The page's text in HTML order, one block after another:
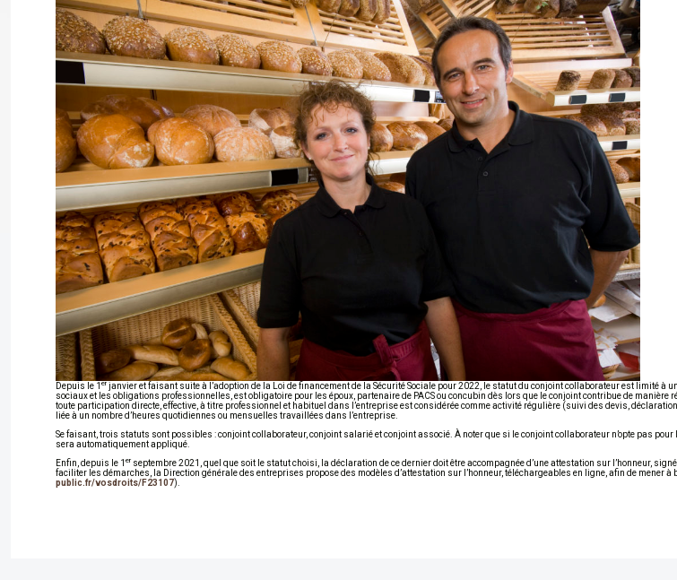
Depuis le 1 er janvier et faisant suite à l’adoption de la Loi de financement de la Sécurité Sociale pour 2022, le statut du conjoint collaborateur est limité à
sociaux et les obligations professionnelles, est obligatoire pour les époux, partenaire de PACS ou concubin dès lors que le conjoint contribue de manière
toute participation directe, effective, à titre professionnel et habituel dans l’entreprise est considérée comme activité régulière (suivi des devis,
liée à un nombre d’heures quotidiennes ou mensuelles travaillées dans l’entreprise.
Se faisant, trois statuts sont possibles : conjoint collaborateur, conjoint salarié et conjoint associé. À noter que si le conjoint collaborateur n’opte pas
sera automatiquement appliqué.
Enfin, depuis le 1 er septembre 2021, quel que soit le statut choisi, la déclaration de ce dernier doit être accompagnée d’une attestation sur l’honneur,
faciliter les démarches, la Direction générale des entreprises propose des modèles d’attestation sur l’honneur, téléchargeables en ligne, afin de mener à
public.fr/vosdroits/F23107).